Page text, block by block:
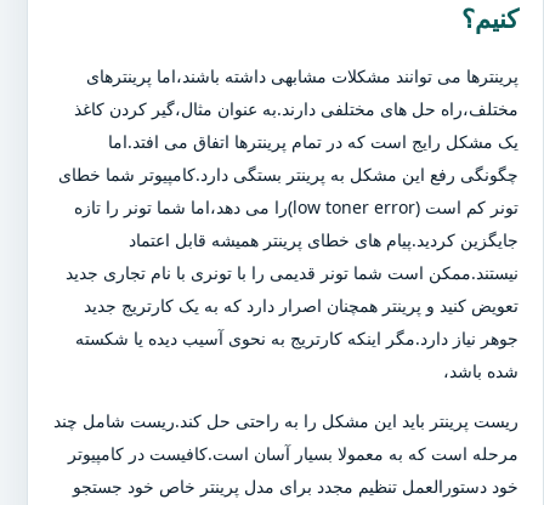
کنیم؟
پرینترها می توانند مشکلات مشابهی داشته باشند،اما پرینترهای
مختلف،راه حل های مختلفی دارند.به عنوان مثال،گیر کردن کاغذ
یک مشکل رایج است که در تمام پرینترها اتفاق می افتد.اما
چگونگی رفع این مشکل به پرینتر بستگی دارد.کامپیوتر شما خطای
تونر کم است (low toner error)را می دهد،اما شما تونر را تازه
جایگزین کردید.پیام های خطای پرینتر همیشه قابل اعتماد
نیستند.ممکن است شما تونر قدیمی را با تونری با نام تجاری جدید
تعویض کنید و پرینتر همچنان اصرار دارد که به یک کارتریج جدید
جوهر نیاز دارد.مگر اینکه کارتریج به نحوی آسیب دیده یا شکسته
شده باشد،
ریست پرینتر باید این مشکل را به راحتی حل کند.ریست شامل چند
مرحله است که به معمولا بسیار آسان است.کافیست در کامپیوتر
خود دستورالعمل تنظیم مجدد برای مدل پرینتر خاص خود جستجو